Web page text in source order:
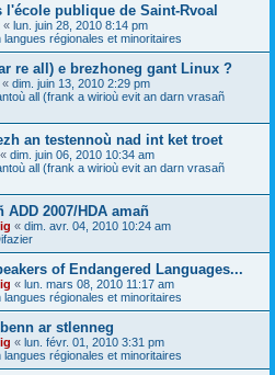
l'école publique de Saint-Rvoal
« lun. juin 28, 2010 8:14 pm
langues régionales et minoritaires
re all) e brezhoneg gant Linux ?
« dim. juin 13, 2010 2:29 pm
all (frank a wirioù evit an darn vrasañ
an testennoù nad int ket troet
« dim. juin 06, 2010 10:34 am
all (frank a wirioù evit an darn vrasañ
2007/HDA amañ
« dim. avr. 04, 2010 10:24 am
of Endangered Languages...
« lun. mars 08, 2010 11:17 am
langues régionales et minoritaires
ar stlenneg
« lun. févr. 01, 2010 3:31 pm
langues régionales et minoritaires